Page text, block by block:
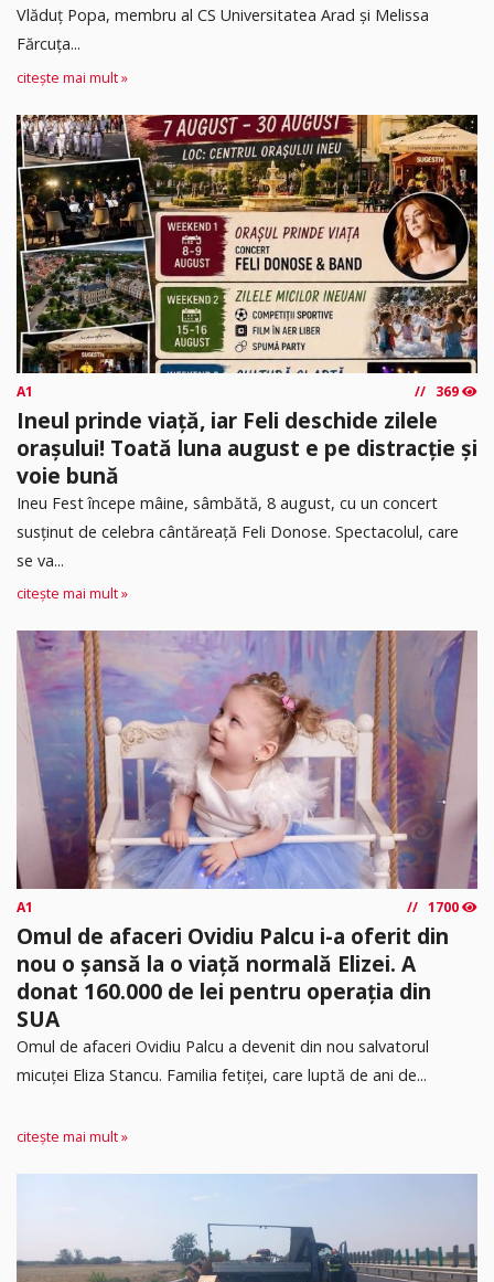
Vlăduț Popa, membru al CS Universitatea Arad și Melissa
Fărcuța...
citește mai mult »
A1 369
Ineul prinde viață, iar Feli deschide zilele
orașului! Toată luna august e pe distracție și
voie bună
Ineu Fest începe mâine, sâmbătă, 8 august, cu un concert
susținut de celebra cântăreață Feli Donose. Spectacolul, care
se va...
citește mai mult »
A1 1700
Omul de afaceri Ovidiu Palcu i-a oferit din
nou o șansă la o viață normală Elizei. A
donat 160.000 de lei pentru operația din
SUA
Omul de afaceri Ovidiu Palcu a devenit din nou salvatorul
micuței Eliza Stancu. Familia fetiței, care luptă de ani de...
citește mai mult »